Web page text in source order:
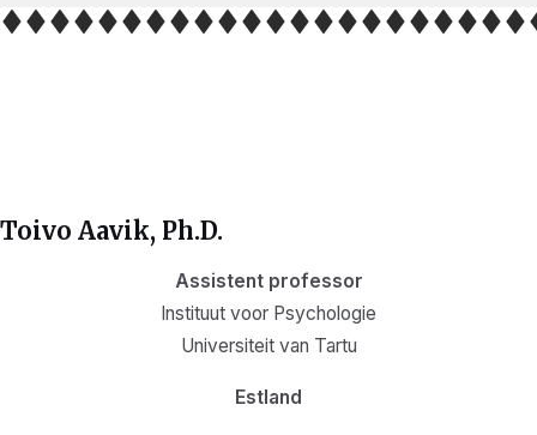
Toivo Aavik, Ph.D.
Assistent professor
Instituut voor Psychologie
Universiteit van Tartu
Estland